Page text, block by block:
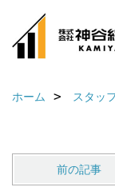
ホーム スタッ
前の記事